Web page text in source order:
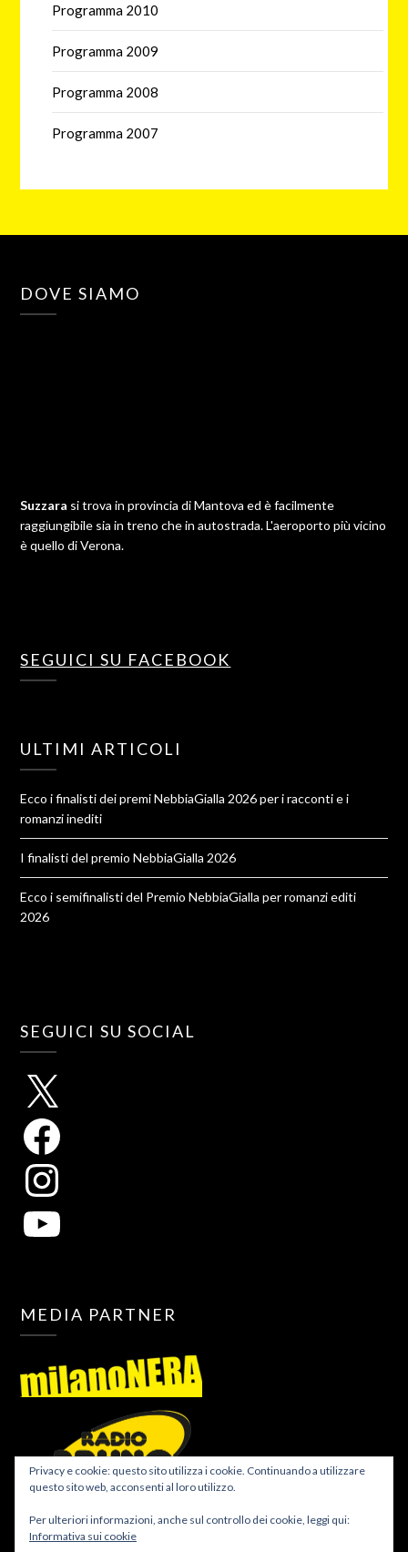
Programma 2010
Programma 2009
Programma 2008
Programma 2007
DOVE SIAMO
Suzzara si trova in provincia di Mantova ed è facilmente
raggiungibile sia in treno che in autostrada. L'aeroporto più vicino
è quello di Verona.
SEGUICI SU FACEBOOK
ULTIMI ARTICOLI
Ecco i finalisti dei premi NebbiaGialla 2026 per i racconti e i
romanzi inediti
I finalisti del premio NebbiaGialla 2026
Ecco i semifinalisti del Premio NebbiaGialla per romanzi editi
2026
SEGUICI SU SOCIAL
MEDIA PARTNER
Privacy e cookie: questo sito utilizza i cookie. Continuando a utilizzare
questo sito web, acconsenti al loro utilizzo.
Per ulteriori informazioni, anche sul controllo dei cookie, leggi qui:
Informativa sui cookie